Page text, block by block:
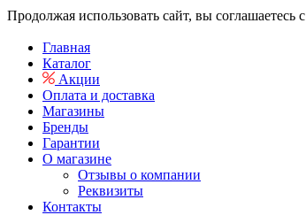
Продолжая использовать сайт, вы соглашаетесь с
Главная
Каталог
Акции
Оплата и доставка
Магазины
Бренды
Гарантии
О магазине
Отзывы о компании
Реквизиты
Контакты